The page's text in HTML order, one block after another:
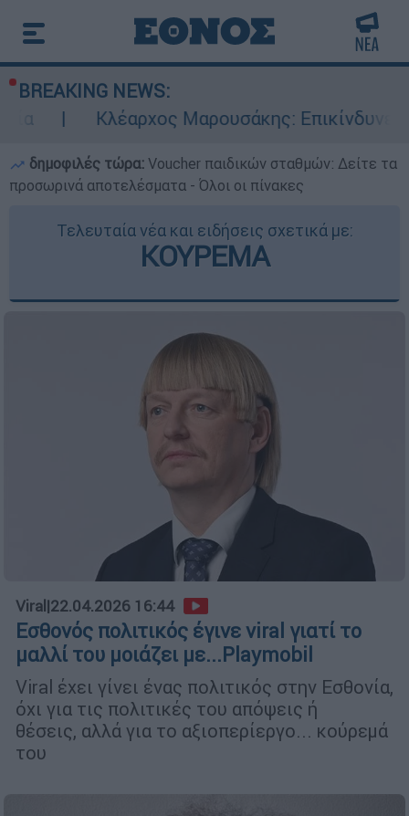
BREAKING NEWS:
Μαρουσάκης: Επικίνδυνες οι
δημοφιλές τώρα: Voucher παιδικών σταθμών: Δείτε τα
προσωρινά αποτελέσματα - Όλοι οι πίνακες
Τελευταία νέα και ειδήσεις σχετικά με:
ΚΟΥΡΕΜΑ
Viral |22.04.2026 16:44
Εσθονός πολιτικός έγινε viral γιατί το
μαλλί του μοιάζει με...Playmobil
Viral έχει γίνει ένας πολιτικός στην Εσθονία,
όχι για τις πολιτικές του απόψεις ή
θέσεις, αλλά για το αξιοπερίεργο... κούρεμά
του